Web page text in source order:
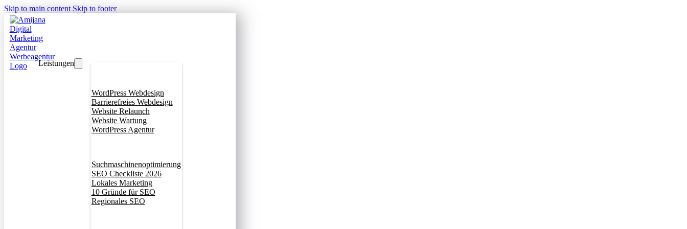
Skip to main content Skip to footer
Leistungen
WordPress Webdesign
Barrierefreies Webdesign
Website Relaunch
Website Wartung
WordPress Agentur
Suchmaschinenoptimierung
SEO Checkliste 2026
Lokales Marketing
10 Gründe für SEO
Regionales SEO